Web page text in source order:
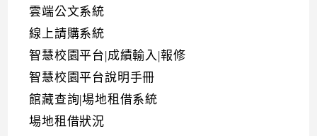
雲端公文系統
線上請購系統
智慧校園平台|成績輸入|報修
智慧校園平台說明手冊
館藏查詢|場地租借系統
場地租借狀況